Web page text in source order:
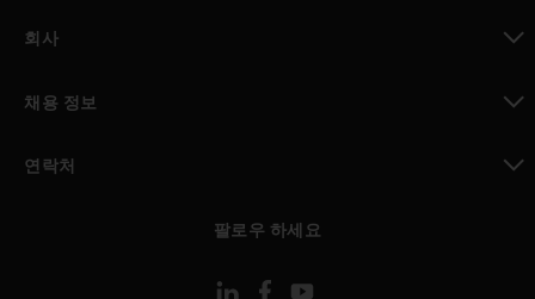
회사
채용 정보
연락처
팔로우 하세요